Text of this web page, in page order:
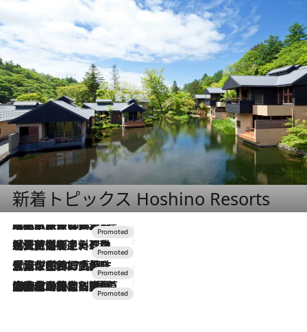
新着トピックス Hoshino Resorts
2026.7.31
【ホテル帰省】という選択肢をOMOが提案。家族とほどよい距離を保つには「昼は実家、夜は気兼ねなくホテルで！」
2026.7.24
【夏限定ディナーコース】旬を迎える稚鮎や花ズッキーニなどをイタリア・トスカーナの郷土料理の手法で満喫！
2026.7.17
「土佐和ハーブかき氷」がOMO7高知に登場！生姜、山椒、大葉など目にも舌にも涼を呼ぶ郷土の味
2026.7.10
NEW OPEN！【界 草津】名湯の地に誕生。趣の異なる2種の温泉と上州ならではの会席・蕎麦割烹など美食を味わう究極の癒やし旅